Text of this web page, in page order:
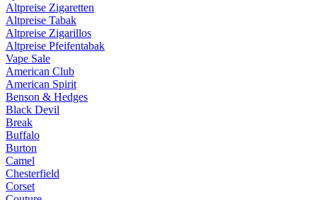
Altpreise Zigaretten
Altpreise Tabak
Altpreise Zigarillos
Altpreise Pfeifentabak
Vape Sale
American Club
American Spirit
Benson & Hedges
Black Devil
Break
Buffalo
Burton
Camel
Chesterfield
Corset